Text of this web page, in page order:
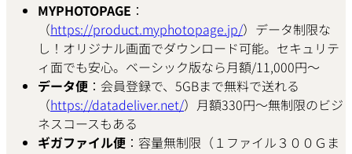
MYPHOTOPAGE ：
（https://product.myphotopage.jp/）データ制限な
し！オリジナル画面でダウンロード可能。セキュリテ
ィ面でも安心。ベーシック版なら月額/11,000円～
データ便 ：会員登録で、5GBまで無料で送れる
（https://datadeliver.net/）月額330円～無制限のビジ
ネスコースもある
ギガファイル便 ：容量無制限（１ファイル３００Ｇま